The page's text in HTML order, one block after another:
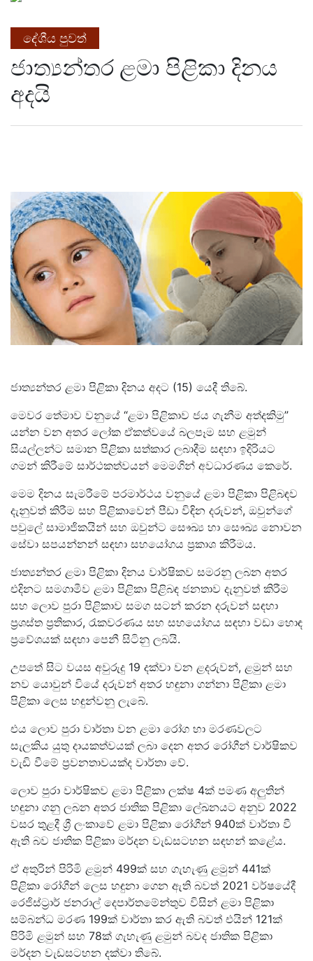
දේශීය පුවත්
ජාත්‍යන්තර ළමා පිළිකා දිනය
අදයි
ජාත්‍යන්තර ළමා පිළිකා දිනය අදට (15) යෙදී තිබේ.
මෙවර තේමාව වනුයේ “ළමා පිළිකාව ජය ගැනීම අත්දකිමු”
යන්න වන අතර ලෝක ඒකත්වයේ බලපෑම සහ ළමුන්
සියල්ලන්ට සමාන පිළිකා සත්කාර ලබාදීම සඳහා ඉදිරියට
ගමන් කිරීමේ සාර්ථකත්වයන් මෙමගින් අවධාරණය කෙරේ.
මෙම දිනය සැමරීමේ පරමාර්ථය වනුයේ ළමා පිළිකා පිළිබඳව
දැනුවත් කිරීම සහ පිළිකාවෙන් පීඩා විඳින දරුවන්, ඔවුන්ගේ
පවුලේ සාමාජිකයින් සහ ඔවුන්ට සෞඛ්‍ය හා සෞඛ්‍ය නොවන
සේවා සපයන්නන් සඳහා සහයෝගය ප්‍රකාශ කිරීමය.
ජාත්‍යන්තර ළමා පිළිකා දිනය වාර්ෂිකව සමරනු ලබන අතර
එදිනට සමගාමීව ළමා පිළිකා පිළිබඳ ජනතාව දැනුවත් කිරීම
සහ ලොව පුරා පිළිකාව සමග සටන් කරන දරුවන් සඳහා
ප්‍රශස්ත ප්‍රතිකාර, රැකවරණය සහ සහයෝගය සඳහා වඩා හොඳ
ප්‍රවේශයක් සඳහා පෙනී සිටිනු ලබයි.
උපතේ සිට වයස අවුරුදු 19 දක්වා වන ළදරුවන්, ළමුන් සහ
නව යොවුන් වියේ දරුවන් අතර හඳුනා ගන්නා පිළිකා ළමා
පිළිකා ලෙස හඳුන්වනු ලැබේ.
එය ලොව පුරා වාර්තා වන ළමා රෝග හා මරණවලට
සැලකිය යුතු දායකත්වයක් ලබා දෙන අතර රෝගීන් වාර්ෂිකව
වැඩි වීමේ ප්‍රවනතාවයක්ද වාර්තා වේ.
ලොව පුරා වාර්ෂිකව ළමා පිළිකා ලක්ෂ 4ක් පමණ අලුතින්
හඳුනා ගනු ලබන අතර ජාතික පිළිකා ලේඛනයට අනුව 2022
වසර තුළදී ශ්‍රී ලංකාවේ ළමා පිළිකා රෝගීන් 940ක් වාර්තා වී
ඇති බව ජාතික පිළිකා මර්දන වැඩසටහන සඳහන් කළේය.
ඒ අතුරින් පිරිමි ළමුන් 499ක් සහ ගැහැණු ළමුන් 441ක්
පිළිකා රෝගීන් ලෙස හඳුනා ගෙන ඇති බවත් 2021 වර්ෂයේදී
රෙජිස්ට්‍රාර් ජනරාල් දෙපාර්තමේන්තුව විසින් ළමා පිළිකා
සම්බන්ධ මරණ 199ක් වාර්තා කර ඇති බවත් එයින් 121ක්
පිරිමි ළමුන් සහ 78ක් ගැහැණු ළමුන් බවද ජාතික පිළිකා
මර්දන වැඩසටහන දක්වා තිබේ.